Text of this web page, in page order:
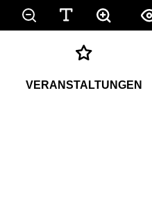
VERANSTALTUNGEN